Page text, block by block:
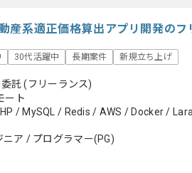
動産系適正価格算出アプリ開発の
30代活躍中 長期案件 新規立ち上げ
委託(フリーランス)
ート
/ MySQL / Redis / AWS / Docker /
ア / プログラマー(PG)